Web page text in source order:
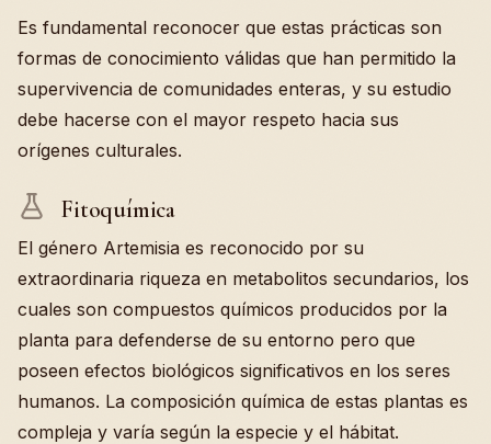
Es fundamental reconocer que estas prácticas son
formas de conocimiento válidas que han permitido la
supervivencia de comunidades enteras, y su estudio
debe hacerse con el mayor respeto hacia sus
orígenes culturales.
Fitoquímica
El género Artemisia es reconocido por su
extraordinaria riqueza en metabolitos secundarios, los
cuales son compuestos químicos producidos por la
planta para defenderse de su entorno pero que
poseen efectos biológicos significativos en los seres
humanos. La composición química de estas plantas es
compleja y varía según la especie y el hábitat.